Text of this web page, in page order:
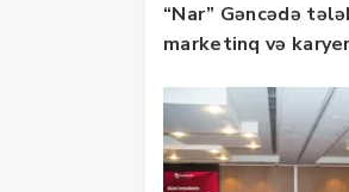
“Nar” Gəncədə
marketinq və